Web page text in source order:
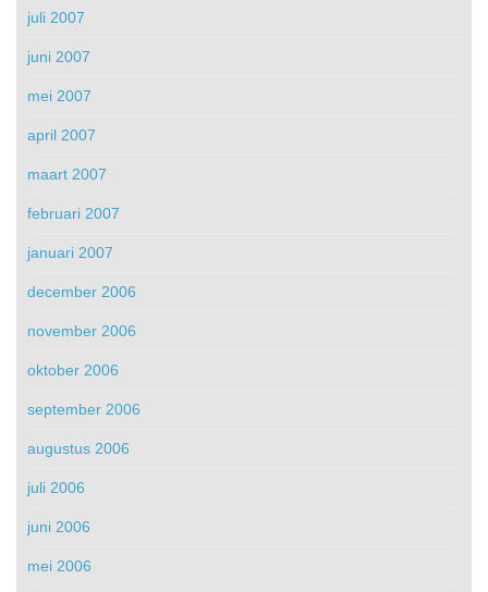
juli 2007
juni 2007
mei 2007
april 2007
maart 2007
februari 2007
januari 2007
december 2006
november 2006
oktober 2006
september 2006
augustus 2006
juli 2006
juni 2006
mei 2006